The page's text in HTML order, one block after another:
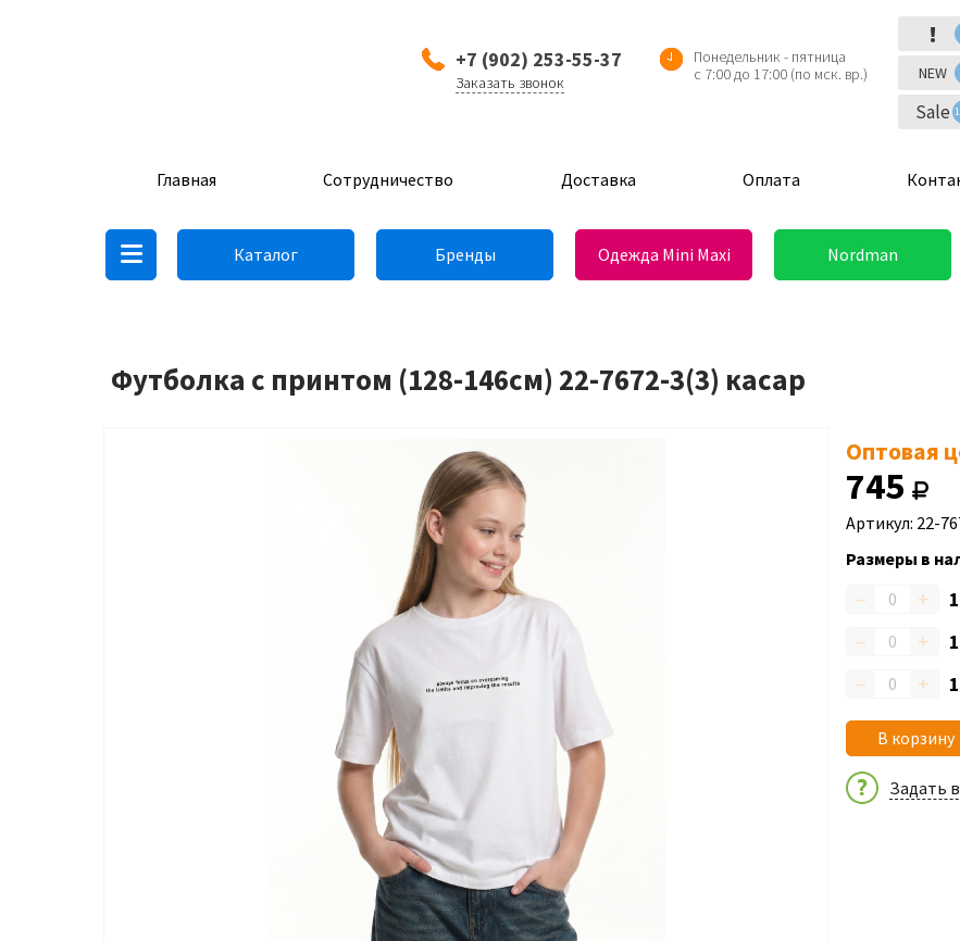
+7 (902) 253-55-37
Заказать звонок
Понедельник - пятница
с 7:00 до 17:00 (по мск. вр.)
!
NEW
Sale
Главная Сотрудничество Доставка Оплата
Каталог Бренды Одежда Mini Maxi Nordman
Футболка с принтом (128-146см) 22-7672-3(3) касар
Оптовая
745
Артикул: 22-
Размеры в
– +
– +
– +
В корзину
Задать